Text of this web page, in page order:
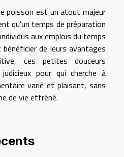
poisson est un atout majeur
qu'un temps de préparation
aux emplois du temps
de leurs avantages
ces petites douceurs
pour qui cherche à
varié et plaisant, sans
de vie effréné.